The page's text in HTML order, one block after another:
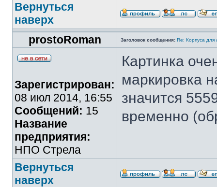
Вернуться
наверх
prostoRoman
Заголовок сообщения: Re: Корпуса для
Зарегистрирован:
08 июл 2014, 16:55
Сообщений: 15
Название
предприятия:
НПО Стрела
Картинка
маркировка
значится
временно
Вернуться
наверх